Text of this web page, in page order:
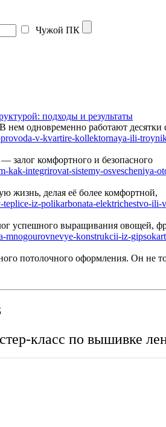
Чужой ПК
подходы и результаты
одновременно работают десятки
залог комфортного и безопасного
жизнь, делая её более комфортной,
успешного выращивания овощей,
потолочного оформления. Он не
класс по вышивке